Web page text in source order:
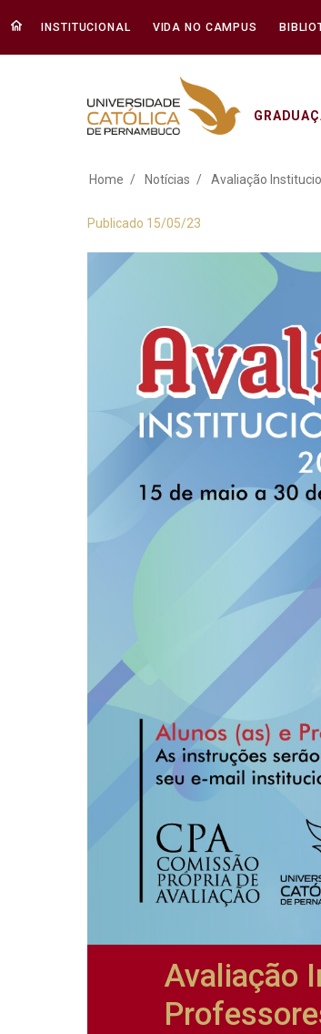
INSTITUCIONAL VIDA NO CAMPUS
Avaliação
Home Notícias Avaliação
Publicado 15/05/23
Avaliação